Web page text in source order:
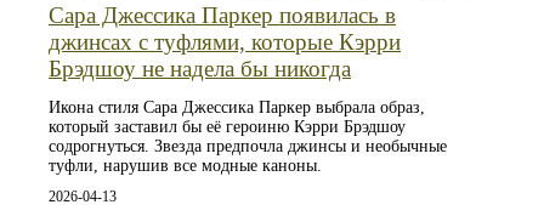
Сара Джессика Паркер появилась в
джинсах с туфлями, которые Кэрри
Брэдшоу не надела бы никогда
Икона стиля Сара Джессика Паркер выбрала образ,
который заставил бы её героиню Кэрри Брэдшоу
содрогнуться. Звезда предпочла джинсы и необычные
туфли, нарушив все модные каноны.
2026-04-13